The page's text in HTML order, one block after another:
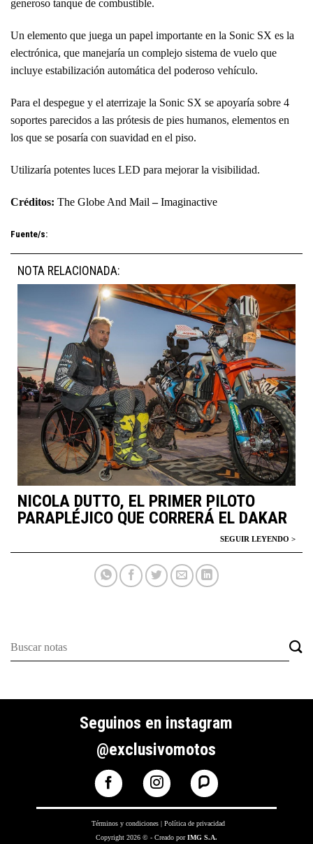
generoso tanque de combustible.
Un elemento que juega un papel importante en la Sonic SX es la
electrónica, que manejaría un complejo sistema de vuelo que
incluye estabilización automática del poderoso vehículo.
Para el despegue y el aterrizaje la Sonic SX se apoyaría sobre 4
soportes parecidos a las prótesis de pies humanos, elementos en
los que se posaría con suavidad en el piso.
Utilizaría potentes luces LED para mejorar la visibilidad.
Créditos: The Globe And Mail –Imaginactive
Fuente/s:
NOTA RELACIONADA:
NICOLA DUTTO, EL PRIMER PILOTO
PARAPLÉJICO QUE CORRERÁ EL DAKAR
Seguinos en instagram
@exclusivomotos
Términos y condiciones |Política de privacidad
Copyright 2026 © - Creado porIMG S.A.